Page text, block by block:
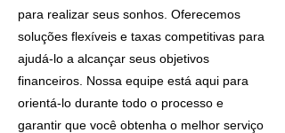
para realizar seus sonhos. Oferecemos
soluções flexíveis e taxas competitivas para
ajudá-lo a alcançar seus objetivos
financeiros. Nossa equipe está aqui para
orientá-lo durante todo o processo e
garantir que você obtenha o melhor serviço